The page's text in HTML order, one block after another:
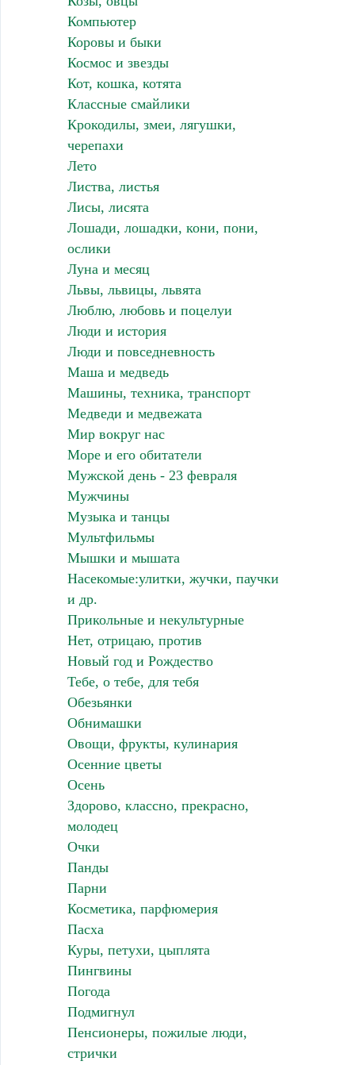
Компьютер
Коровы и быки
Космос и звезды
Кот, кошка, котята
Классные смайлики
Крокодилы, змеи, лягушки,
черепахи
Лето
Листва, листья
Лисы, лисята
Лошади, лошадки, кони, пони,
ослики
Луна и месяц
Львы, львицы, львята
Люблю, любовь и поцелуи
Люди и история
Люди и повседневность
Маша и медведь
Машины, техника, транспорт
Медведи и медвежата
Мир вокруг нас
Море и его обитатели
Мужской день - 23 февраля
Мужчины
Музыка и танцы
Мультфильмы
Мышки и мышата
Насекомые:улитки, жучки, паучки
и др.
Прикольные и некультурные
Нет, отрицаю, против
Новый год и Рождество
Тебе, о тебе, для тебя
Обезьянки
Обнимашки
Овощи, фрукты, кулинария
Осенние цветы
Осень
Здорово, классно, прекрасно,
молодец
Очки
Панды
Парни
Косметика, парфюмерия
Пасха
Куры, петухи, цыплята
Пингвины
Погода
Подмигнул
Пенсионеры, пожилые люди,
стрички